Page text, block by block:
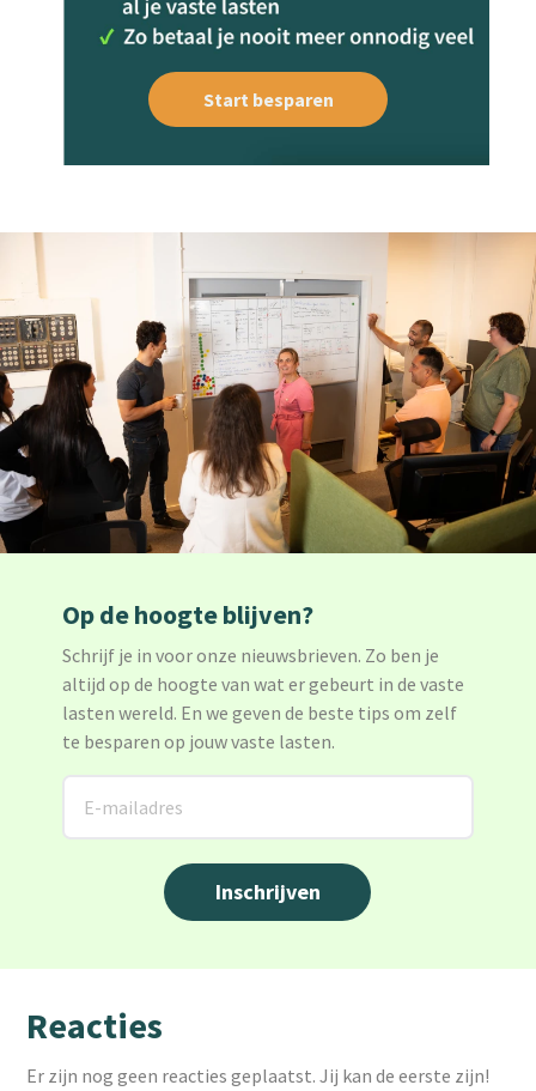
Start besparen
Op de hoogte blijven?
Schrijf je in voor onze nieuwsbrieven. Zo ben je
altijd op de hoogte van wat er gebeurt in de vaste
lasten wereld. En we geven de beste tips om zelf
te besparen op jouw vaste lasten.
Reacties
Er zijn nog geen reacties geplaatst. Jij kan de eerste zijn!